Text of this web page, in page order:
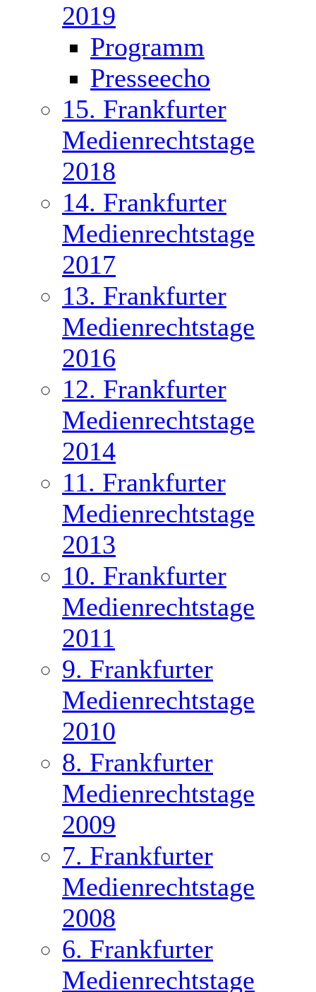
2019
Programm
Presseecho
15. Frankfurter
Medienrechtstage
2018
14. Frankfurter
Medienrechtstage
2017
13. Frankfurter
Medienrechtstage
2016
12. Frankfurter
Medienrechtstage
2014
11. Frankfurter
Medienrechtstage
2013
10. Frankfurter
Medienrechtstage
2011
9. Frankfurter
Medienrechtstage
2010
8. Frankfurter
Medienrechtstage
2009
7. Frankfurter
Medienrechtstage
2008
6. Frankfurter
Medienrechtstage